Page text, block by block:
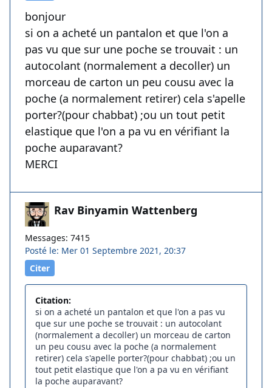
bonjour
si on a acheté un pantalon et que l'on a
pas vu que sur une poche se trouvait : un
autocolant (normalement a decoller) un
morceau de carton un peu cousu avec la
poche (a normalement retirer) cela s'apelle
porter?(pour chabbat) ;ou un tout petit
elastique que l'on a pa vu en vérifiant la
poche auparavant?
MERCI
Rav Binyamin Wattenberg
Messages: 7415
Posté le: Mer 01 Septembre 2021, 20:37
Citer
Citation:
si on a acheté un pantalon et que l'on a pas vu
que sur une poche se trouvait : un autocolant
(normalement a decoller) un morceau de carton
un peu cousu avec la poche (a normalement
retirer) cela s'apelle porter?(pour chabbat) ;ou un
tout petit elastique que l'on a pa vu en vérifiant
la poche auparavant?